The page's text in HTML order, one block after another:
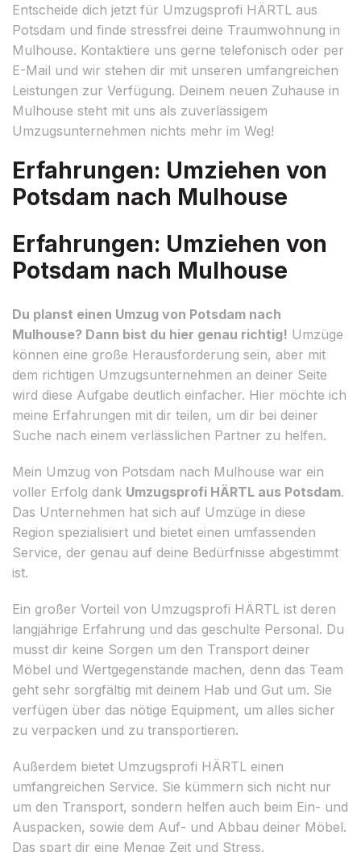
Entscheide dich jetzt für Umzugsprofi HÄRTL aus
Potsdam und finde stressfrei deine Traumwohnung in
Mulhouse. Kontaktiere uns gerne telefonisch oder per
E-Mail und wir stehen dir mit unseren umfangreichen
Leistungen zur Verfügung. Deinem neuen Zuhause in
Mulhouse steht mit uns als zuverlässigem
Umzugsunternehmen nichts mehr im Weg!
Erfahrungen: Umziehen von
Potsdam nach Mulhouse
Erfahrungen: Umziehen von
Potsdam nach Mulhouse
Du planst einen Umzug von Potsdam nach
Mulhouse? Dann bist du hier genau richtig! Umzüge
können eine große Herausforderung sein, aber mit
dem richtigen Umzugsunternehmen an deiner Seite
wird diese Aufgabe deutlich einfacher. Hier möchte ich
meine Erfahrungen mit dir teilen, um dir bei deiner
Suche nach einem verlässlichen Partner zu helfen.
Mein Umzug von Potsdam nach Mulhouse war ein
voller Erfolg dank Umzugsprofi HÄRTL aus Potsdam.
Das Unternehmen hat sich auf Umzüge in diese
Region spezialisiert und bietet einen umfassenden
Service, der genau auf deine Bedürfnisse abgestimmt
ist.
Ein großer Vorteil von Umzugsprofi HÄRTL ist deren
langjährige Erfahrung und das geschulte Personal. Du
musst dir keine Sorgen um den Transport deiner
Möbel und Wertgegenstände machen, denn das Team
geht sehr sorgfältig mit deinem Hab und Gut um. Sie
verfügen über das nötige Equipment, um alles sicher
zu verpacken und zu transportieren.
Außerdem bietet Umzugsprofi HÄRTL einen
umfangreichen Service. Sie kümmern sich nicht nur
um den Transport, sondern helfen auch beim Ein- und
Auspacken, sowie dem Auf- und Abbau deiner Möbel.
Das spart dir eine Menge Zeit und Stress.